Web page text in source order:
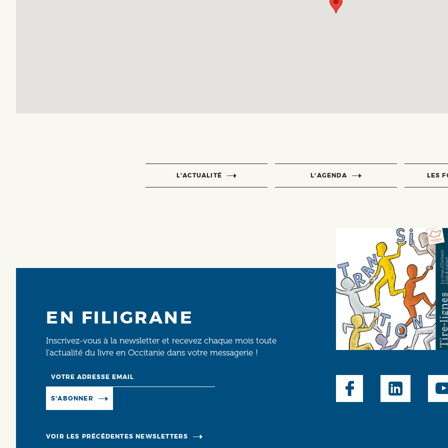
L’ACTUALITÉ L’AGENDA LES
EN FILIGRANE
Inscrivez-vous à la newsletter et recevez chaque mois toute
l’actualité du livre en Occitanie dans votre messagerie !
S'ABONNER
VOIR LES PRÉCÉDENTES NEWSLETTERS
Social